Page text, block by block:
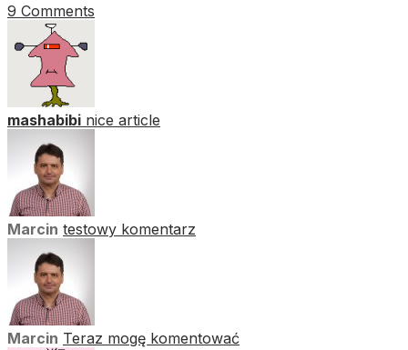
9 Comments
mashabibi nice article
Marcin testowy komentarz
Marcin Teraz mogę komentować